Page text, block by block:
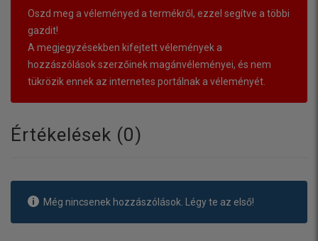
Oszd meg a véleményed a termékről, ezzel segítve a többi
gazdit!
A megjegyzésekben kifejtett vélemények a
hozzászólások szerzőinek magánvéleményei, és nem
tükrözik ennek az internetes portálnak a véleményét.
Értékelések (0)
Még nincsenek hozzászólások. Légy te az első!